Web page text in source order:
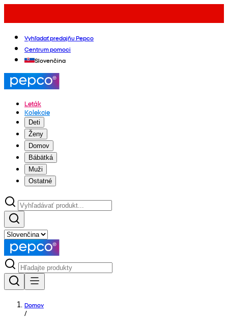
Vyhľadať predajňu Pepco
Centrum pomoci
Slovenčina
Leták
Kolekcie
Deti
Ženy
Domov
Bábätká
Muži
Ostatné
Domov
/